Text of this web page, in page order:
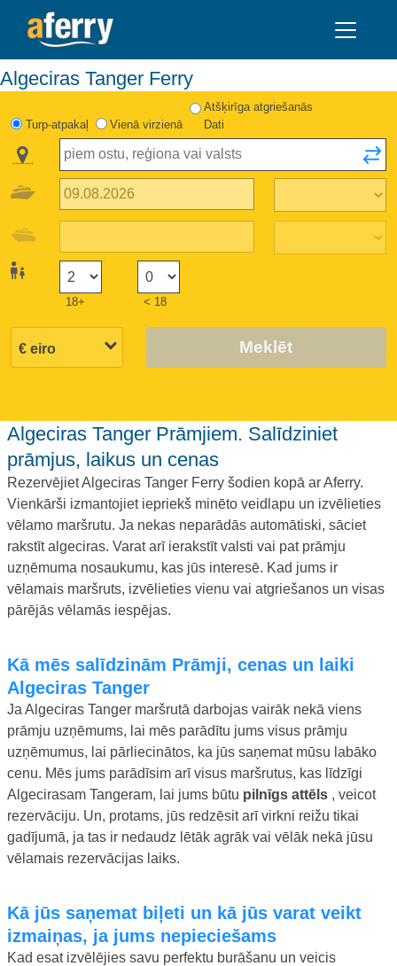
Algeciras Tanger Ferry
Turp-atpakaļ Vienā virzienā
Atšķirīga atgriešanās
Dati
18+ < 18
Meklēt
Algeciras Tanger Prāmjiem. Salīdziniet
prāmjus, laikus un cenas
Rezervējiet Algeciras Tanger Ferry šodien kopā ar Aferry.
Vienkārši izmantojiet iepriekš minēto veidlapu un izvēlieties
vēlamo maršrutu. Ja nekas neparādās automātiski, sāciet
rakstīt algeciras. Varat arī ierakstīt valsti vai pat prāmju
uzņēmuma nosaukumu, kas jūs interesē. Kad jums ir
vēlamais maršruts, izvēlieties vienu vai atgriešanos un visas
pārējās vēlamās iespējas.
Kā mēs salīdzinām Prāmji, cenas un laiki
Algeciras Tanger
Ja Algeciras Tanger maršrutā darbojas vairāk nekā viens
prāmju uzņēmums, lai mēs parādītu jums visus prāmju
uzņēmumus, lai pārliecinātos, ka jūs saņemat mūsu labāko
cenu. Mēs jums parādīsim arī visus maršrutus, kas līdzīgi
Algecirasam Tangeram, lai jums būtu pilnīgs attēls , veicot
rezervāciju. Un, protams, jūs redzēsit arī virkni reižu tikai
gadījumā, ja tas ir nedaudz lētāk agrāk vai vēlāk nekā jūsu
vēlamais rezervācijas laiks.
Kā jūs saņemat biļeti un kā jūs varat veikt
izmaiņas, ja jums nepieciešams
Kad esat izvēlējies savu perfektu burāšanu un veicis